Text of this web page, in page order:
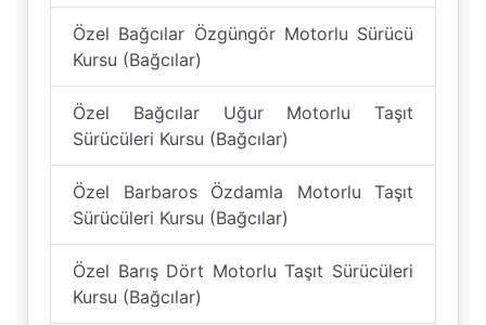
Özel Bağcılar Özgüngör Motorlu Sürücü
Kursu (Bağcılar)
Özel Bağcılar Uğur Motorlu Taşıt
Sürücüleri Kursu (Bağcılar)
Özel Barbaros Özdamla Motorlu Taşıt
Sürücüleri Kursu (Bağcılar)
Özel Barış Dört Motorlu Taşıt Sürücüleri
Kursu (Bağcılar)